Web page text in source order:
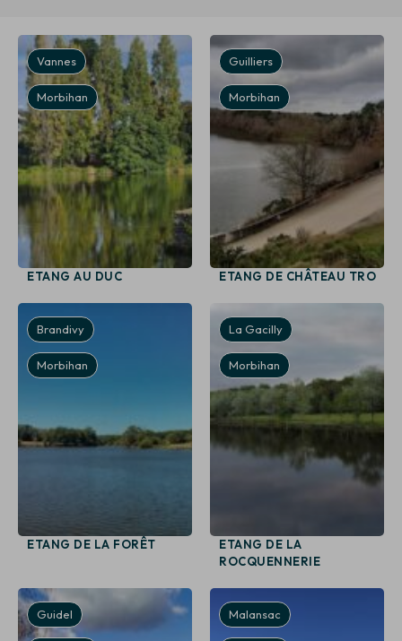
Vannes
Morbihan
ETANG AU DUC
Guilliers
Morbihan
ETANG DE CHÂTEAU TRO
Brandivy
Morbihan
ETANG DE LA FORÊT
La Gacilly
Morbihan
ETANG DE LA
ROCQUENNERIE
Guidel Malansac